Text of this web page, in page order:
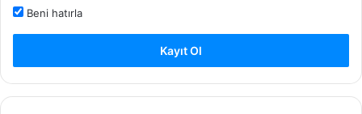
Beni hatırla
Kayıt Ol